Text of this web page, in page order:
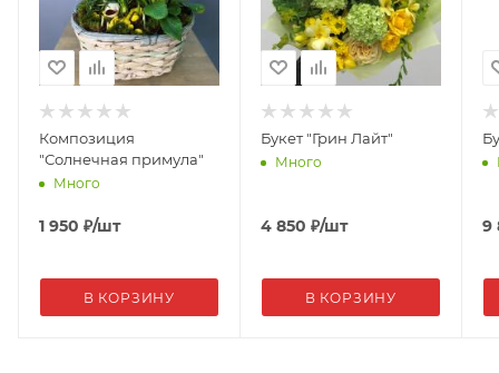
Композиция
"Солнечная примула"
Много
1 950 ₽/шт
В КОРЗИНУ
Букет "Грин Лайт"
Много
4 850 ₽/шт
В КОРЗИНУ
9